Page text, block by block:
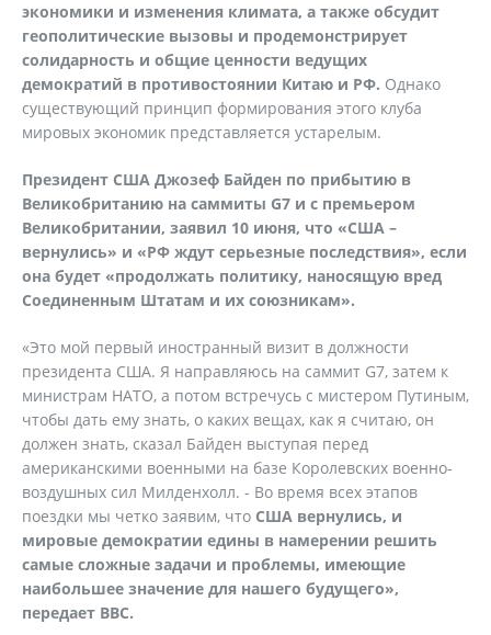
экономики и изменения климата, а также обсудит
геополитические вызовы и продемонстрирует
солидарность и общие ценности ведущих
демократий в противостоянии Китаю и РФ. Однако
существующий принцип формирования этого клуба
мировых экономик представляется устарелым.
Президент США Джозеф Байден по прибытию в
Великобританию на саммиты G7 и с премьером
Великобритании, заявил 10 июня, что «США –
вернулись» и «РФ ждут серьезные последствия», если
она будет «продолжать политику, наносящую вред
Соединенным Штатам и их союзникам».
«Это мой первый иностранный визит в должности
президента США. Я направляюсь на саммит G7, затем к
министрам НАТО, а потом встречусь с мистером Путиным,
чтобы дать ему знать, о каких вещах, как я считаю, он
должен знать, сказал Байден выступая перед
американскими военными на базе Королевских военно-
воздушных сил Милденхолл. - Во время всех этапов
поездки мы четко заявим, что США вернулись, и
мировые демократии едины в намерении решить
самые сложные задачи и проблемы, имеющие
наибольшее значение для нашего будущего»,
передает ВВС.